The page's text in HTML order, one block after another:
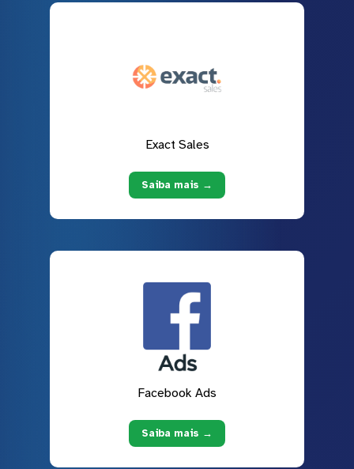
Exact Sales
Saiba mais →
Facebook Ads
Saiba mais →